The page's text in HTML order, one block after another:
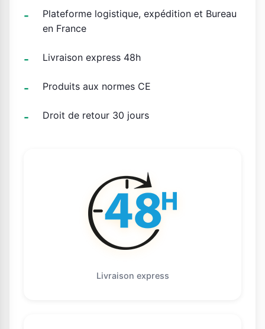
Plateforme logistique, expédition et Bureau
en France
Livraison express 48h
Produits aux normes CE
Droit de retour 30 jours
Livraison express